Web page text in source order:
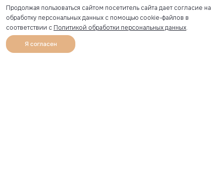
Каталог Избранное
Продолжая пользоваться сайтом посетитель сайта дает согласие на
обработку персональных данных с помощью cookie-файлов в
соответствии с Политикой обработки персональных данных.
Я согласен